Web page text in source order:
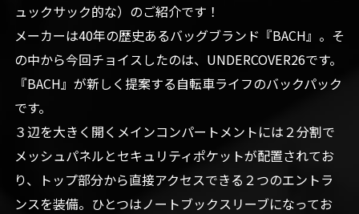
ュックサック的な）のご紹介です！
メーカーは40年の歴史あるバッグブランド『BACH』。そ
の中から今回チョイスしたのは、UNDERCOVER26です。
『BACH』が新しく提案する自転車ライフのバックパック
です。
３辺を大きく開くメインコンパートメントには２分割で
メッシュパネルとセキュリティポケットが配置されてお
り、トップ部分から直接アクセスできる２つのエントラ
ンスを装備。ひとつはノートブックスリーブになってお